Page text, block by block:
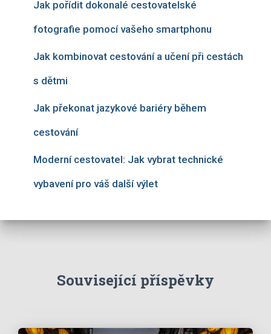
Jak pořídit dokonalé cestovatelské
fotografie pomocí vašeho smartphonu
Jak kombinovat cestování a učení při cestách
s dětmi
Jak překonat jazykové bariéry během
cestování
Moderní cestovatel: Jak vybrat technické
vybavení pro váš další výlet
Související příspěvky